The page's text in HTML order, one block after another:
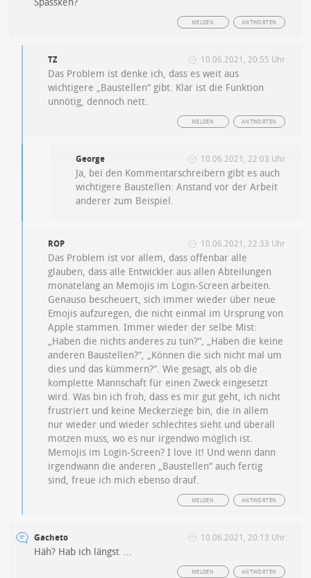
Spässken?
ANTWORTEN
MELDEN
TZ 10.06.2021, 20:55 Uhr
Das Problem ist denke ich, dass es weit aus
wichtigere „Baustellen“ gibt. Klar ist die Funktion
unnötig, dennoch nett.
ANTWORTEN
MELDEN
George 10.06.2021, 22:03 Uhr
Ja, bei den Kommentarschreibern gibt es auch
wichtigere Baustellen: Anstand vor der Arbeit
anderer zum Beispiel.
ROP 10.06.2021, 22:33 Uhr
Das Problem ist vor allem, dass offenbar alle
glauben, dass alle Entwickler aus allen Abteilungen
monatelang an Memojis im Login-Screen arbeiten.
Genauso bescheuert, sich immer wieder über neue
Emojis aufzuregen, die nicht einmal im Ursprung von
Apple stammen. Immer wieder der selbe Mist:
„Haben die nichts anderes zu tun?“, „Haben die keine
anderen Baustellen?“, „Können die sich nicht mal um
dies und das kümmern?“. Wie gesagt, als ob die
komplette Mannschaft für einen Zweck eingesetzt
wird. Was bin ich froh, dass es mir gut geht, ich nicht
frustriert und keine Meckerziege bin, die in allem
nur wieder und wieder schlechtes sieht und überall
motzen muss, wo es nur irgendwo möglich ist.
Memojis im Login-Screen? I love it! Und wenn dann
irgendwann die anderen „Baustellen“ auch fertig
sind, freue ich mich ebenso drauf.
ANTWORTEN
MELDEN
Gacheto 10.06.2021, 20:13 Uhr
Häh? Hab ich längst …
ANTWORTEN
MELDEN